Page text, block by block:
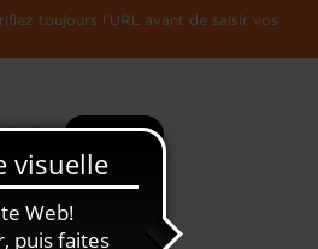
toujours l'URL avant de saisir vos
Plus